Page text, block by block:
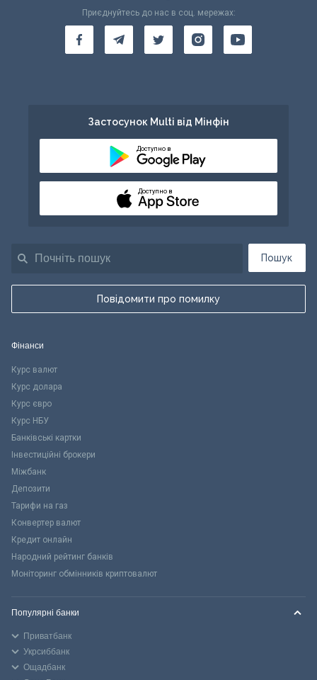
Пошук
Повідомити про помилку
Приєднуйтесь до нас в соц. мережах:
Застосунок Multi від Мінфін
Доступно в
Доступно в
Фінанси
Курс валют
Курс долара
Курс євро
Курс НБУ
Банківські картки
Інвестиційні брокери
Міжбанк
Депозити
Тарифи на газ
Конвертер валют
Кредит онлайн
Народний рейтинг банків
Моніторинг обмінників криптовалют
Популярні банки
Приватбанк
Укрсиббанк
Ощадбанк